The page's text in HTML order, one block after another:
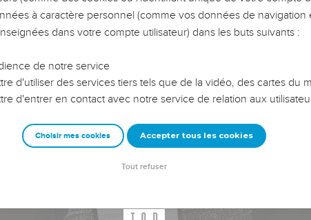
leur impact, leur foi ou leur vision. Mais on voit
qu'ils ont traversés, alors même que ce sont
responsables reviennent sur les erreurs
avec plus de sagesse afin que leurs erreurs
une équipe, un groupe ou une famille,
à caractère personnel (comme vos données de navigation
dans votre compte utilisateur) dans les buts suivants :
de notre service
d'utiliser des services tiers tels que de la vidéo, des cartes du
d'entrer en contact avec notre service de relation aux
Choisir mes cookies Accepter tous les cookies
Tout refuser